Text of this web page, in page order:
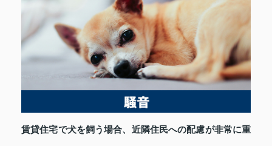
賃貸住宅で犬を飼う場合、近隣住民への配慮が非常に重